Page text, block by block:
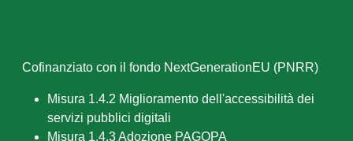
Cofinanziato con il fondo NextGenerationEU (PNRR)
Misura 1.4.2 Miglioramento dell'accessibilità dei
servizi pubblici digitali
Misura 1.4.3 Adozione PAGOPA